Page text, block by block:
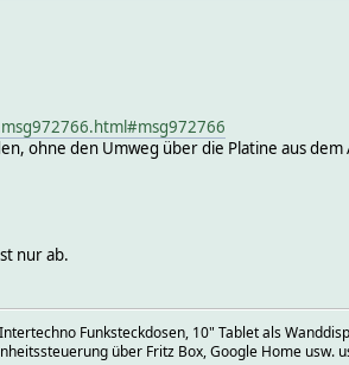
ohne den Umweg über die Platine aus dem
nur ab.
Funksteckdosen, 10" Tablet als
über Fritz Box, Google Home usw.